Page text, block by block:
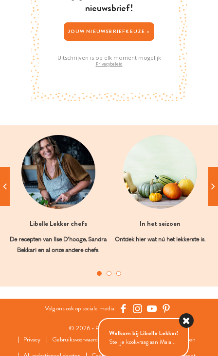
nieuwsbrief!
JOUW NIEUWSBRIEFKEUZE >
Uitschrijven is op elk moment mogelijk
Privacybeleid
Libelle Lekker chefs
De recepten van Ilse D’hooge, Sandra
Bekkari en al onze andere chefs.
In het seizoen
Ontdek hier wat nú het lekkerste is.
Volg ons ook op sociale media:
© 2026 - Roularta Media Group
Privacy
Gebruiksvoorwaarden Cookies
Cookies instellingen
Welkom bij Libelle Lekker!
Stel je kookvraag aan Maia...